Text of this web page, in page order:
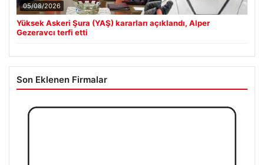
05/08/2026
Yüksek Askeri Şura (YAŞ) kararları açıklandı, Alper
Gezeravcı terfi etti
Son Eklenen Firmalar